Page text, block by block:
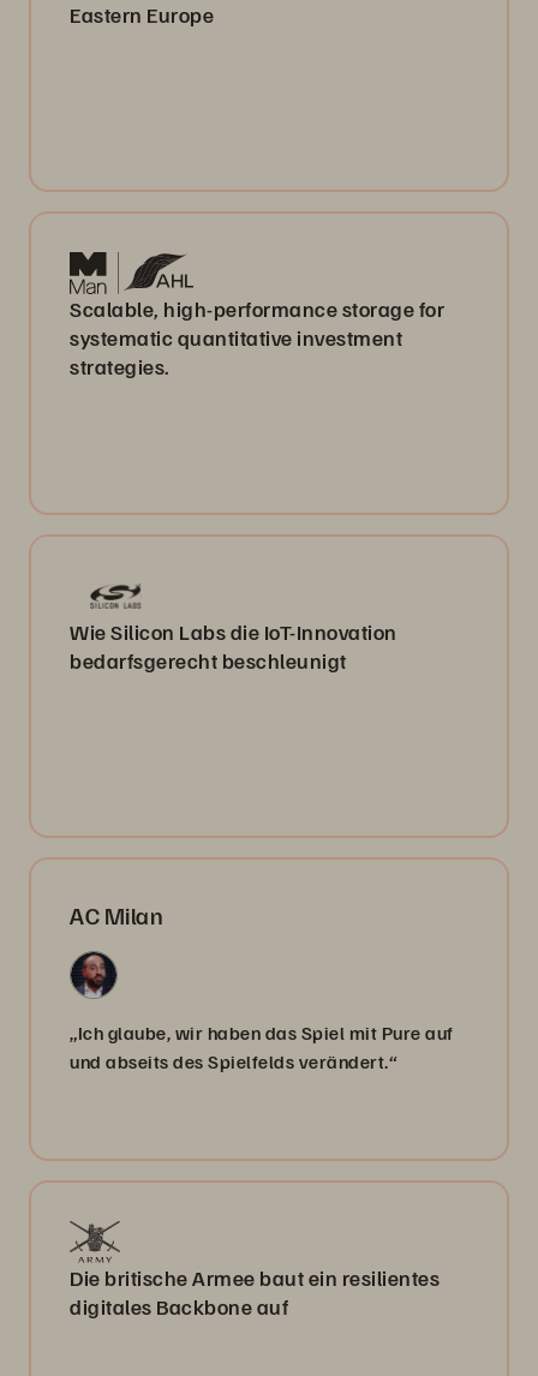
Eastern Europe
Scalable, high-performance storage for
systematic quantitative investment
strategies.
Wie Silicon Labs die IoT-Innovation
bedarfsgerecht beschleunigt
AC Milan
„Ich glaube, wir haben das Spiel mit Pure auf
und abseits des Spielfelds verändert.“
Die britische Armee baut ein resilientes
digitales Backbone auf